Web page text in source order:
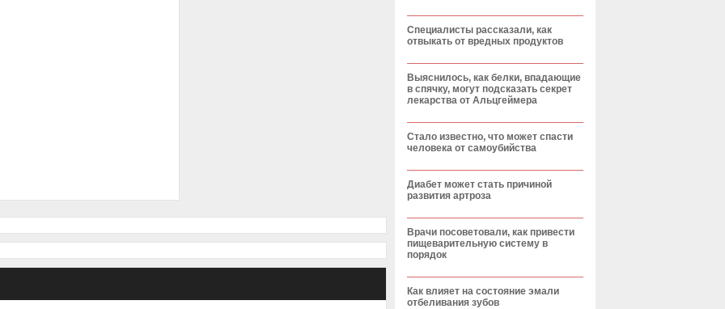
Специалисты рассказали, как
отвыкать от вредных продуктов
Выяснилось, как белки, впадающие
в спячку, могут подсказать секрет
лекарства от Альцгеймера
Стало известно, что может спасти
человека от самоубийства
Диабет может стать причиной
развития артроза
Врачи посоветовали, как привести
пищеварительную систему в
порядок
Как влияет на состояние эмали
отбеливания зубов